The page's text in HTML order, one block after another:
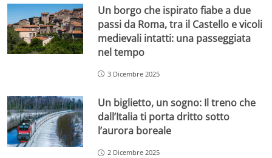
Un borgo che ispirato fiabe a due
passi da Roma, tra il Castello e vicoli
medievali intatti: una passeggiata
nel tempo
3 Dicembre 2025
Un biglietto, un sogno: Il treno che
dall’Italia ti porta dritto sotto
l’aurora boreale
2 Dicembre 2025